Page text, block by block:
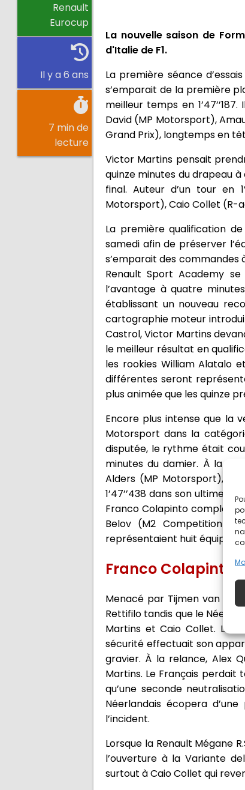
Renault
Eurocup
Il y a 6 ans
7 min de
lecture
La nouvelle saison de
d'Italie de F1.
La première séance
s’emparait de la première
meilleur temps en
David (MP Motorsport),
Grand Prix), longtemps en
Victor Martins pensait
quinze minutes du drapeau
final. Auteur d’un tour en
Motorsport), Caio Collet (R-
La première qualification
samedi afin de préserver
s’emparait des
Renault Sport Academy
l’avantage à quatre
établissant un nouveau
cartographie moteur
Castrol, Victor Martins
le meilleur résultat en
les rookies William Alatalo
différentes seront
plus animée que les quinze
Encore plus intense que la
Motorsport dans la
disputée, le rythme était
minutes du damier. À la
Alders (MP Motorsport),
1’47’’438 dans son ultime
Franco Colapinto
Belov (M2 Competition)
représentaient huit équipes
Franco Colapinto
Menacé par Tijmen van der
Rettifilo tandis que le
Martins et Caio Collet.
sécurité effectuait son
gravier. À la relance, Alex
Martins. Le Français
qu’une seconde
Néerlandais écopera
l’incident.
Lorsque la Renault Mégane
l’ouverture à la Variante
surtout à Caio Collet qui